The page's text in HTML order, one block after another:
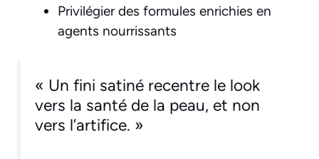
Privilégier des formules enrichies en
agents nourrissants
« Un fini satiné recentre le look
vers la santé de la peau, et non
vers l’artifice. »